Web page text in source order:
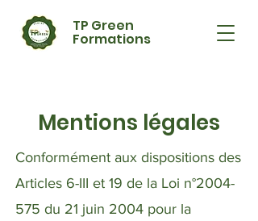
TP Green
Formations
Mentions légales
Conformément aux dispositions des
Articles 6-III et 19 de la Loi n°2004-
575 du 21 juin 2004 pour la